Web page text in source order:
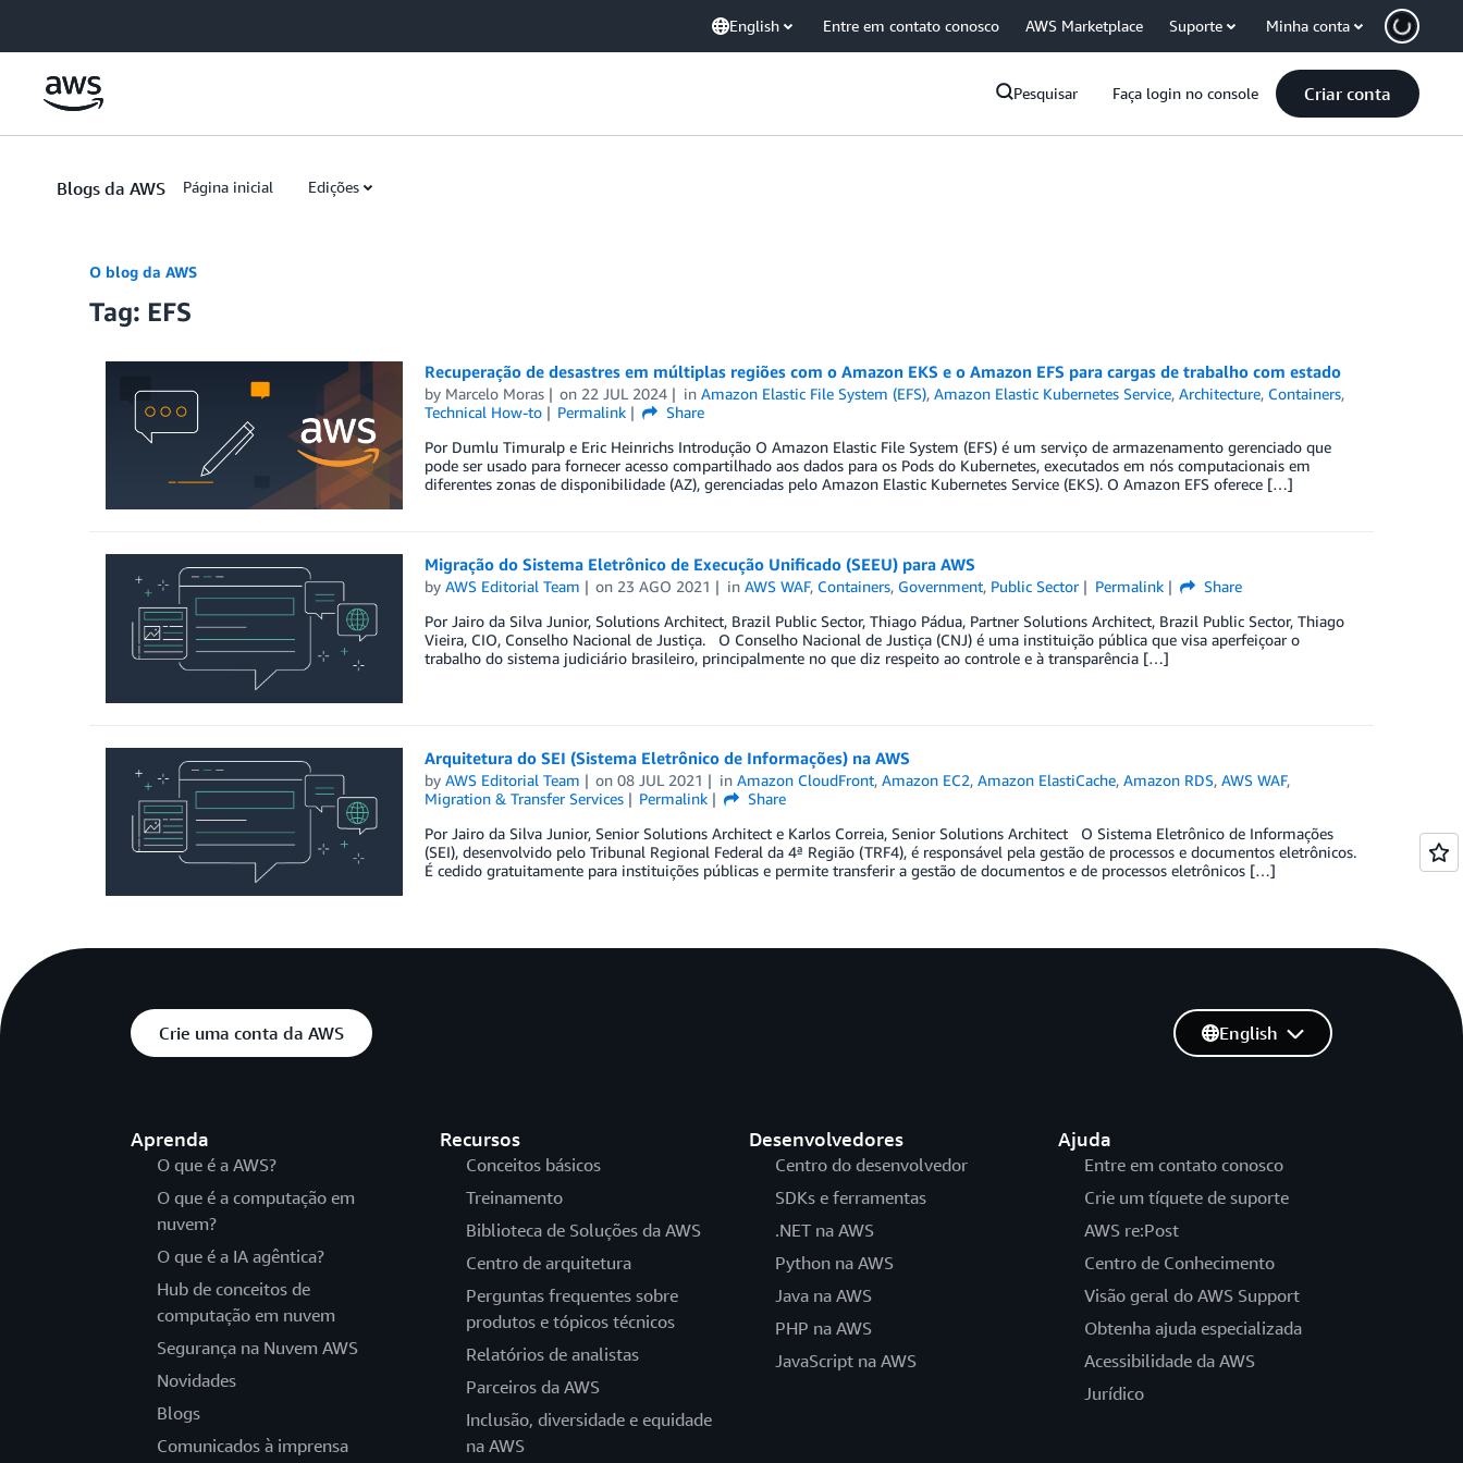
English Entre em contato conosco AWS Marketplace Suporte Minha conta
Pesquisar Faça login no console Criar conta
Blogs da AWS Página inicial Edições
O blog da AWS
Tag: EFS
Recuperação de desastres em múltiplas regiões com o Amazon EKS e o Amazon EFS para cargas de trabalho com estado
by Marcelo Moras on 22 JUL 2024 inAmazon Elastic File System (EFS),Amazon Elastic Kubernetes Service,Architecture, Containers,
Technical How-to
Permalink
Share
Por Dumlu Timuralp e Eric Heinrichs Introdução O Amazon Elastic File System (EFS) é um serviço de armazenamento gerenciado que
pode ser usado para fornecer acesso compartilhado aos dados para os Pods do Kubernetes, executados em nós computacionais em
diferentes zonas de disponibilidade (AZ), gerenciadas pelo Amazon Elastic Kubernetes Service (EKS). O Amazon EFS oferece […]
Migração do Sistema Eletrônico de Execução Unificado (SEEU) para AWS
by AWS Editorial Team on 23 AGO 2021 inAWS WAF, Containers, Government, Public Sector Permalink
Share
Por Jairo da Silva Junior, Solutions Architect, Brazil Public Sector, Thiago Pádua, Partner Solutions Architect, Brazil Public Sector, Thiago
Vieira, CIO, Conselho Nacional de Justiça. O Conselho Nacional de Justiça (CNJ) é uma instituição pública que visa aperfeiçoar o
trabalho do sistema judiciário brasileiro, principalmente no que diz respeito ao controle e à transparência […]
Arquitetura do SEI (Sistema Eletrônico de Informações) na AWS
by AWS Editorial Team on08 JUL 2021 inAmazon CloudFront,Amazon EC2,Amazon ElastiCache,Amazon RDS,AWS WAF,
Migration & Transfer Services
Permalink
Share
Por Jairo da Silva Junior, Senior Solutions Architect e Karlos Correia, Senior Solutions Architect O Sistema Eletrônico de Informações
(SEI), desenvolvido pelo Tribunal Regional Federal da 4ª Região (TRF4), é responsável pela gestão de processos e documentos eletrônicos.
É cedido gratuitamente para instituições públicas e permite transferir a gestão de documentos e de processos eletrônicos […]
Crie uma conta da AWS
Aprenda
O que é a AWS?
O que é a computação em
nuvem?
O que é a IA agêntica?
Hub de conceitos de
computação em nuvem
Segurança na Nuvem AWS
Novidades
Blogs
Comunicados à imprensa
Recursos
Conceitos básicos
Treinamento
Biblioteca de Soluções da AWS
Centro de arquitetura
Perguntas frequentes sobre
produtos e tópicos técnicos
Relatórios de analistas
Parceiros da AWS
Inclusão, diversidade e equidade
na AWS
Desenvolvedores
Centro do desenvolvedor
SDKs e ferramentas
.NET na AWS
Python na AWS
Java na AWS
PHP na AWS
JavaScript na AWS
Ajuda
Entre em contato conosco
Crie um tíquete de suporte
AWS re:Post
Centro de Conhecimento
Visão geral do AWS Support
Obtenha ajuda especializada
Acessibilidade da AWS
Jurídico
English